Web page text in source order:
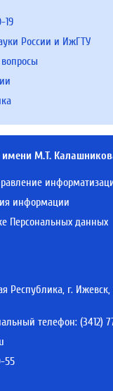
19
России и ИжГТУ
М.Т.
информации
Персональных данных
Республика, г. Ижевск,
телефон: (3412)
55